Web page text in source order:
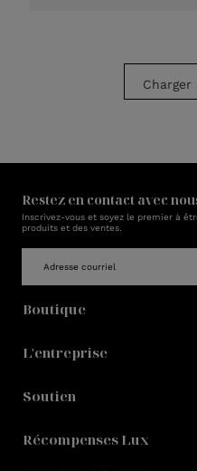
Charger
Restez en contact avec
Inscrivez-vous et soyez le premier à
produits et des ventes.
Boutique
L'entreprise
Soutien
Récompenses Lux